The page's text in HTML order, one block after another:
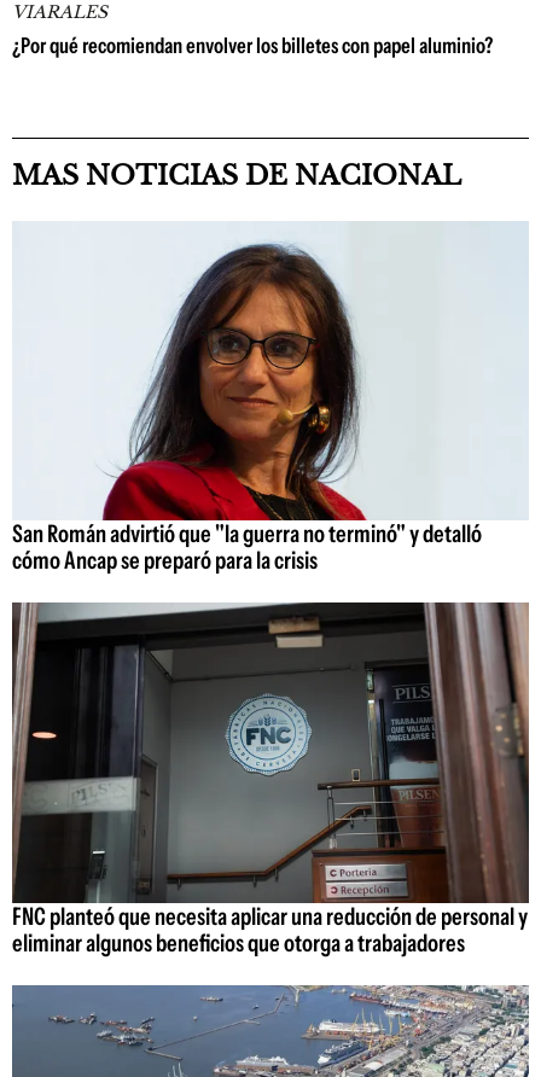
VIARALES
¿Por qué recomiendan envolver los billetes con papel aluminio?
MAS NOTICIAS DE NACIONAL
San Román advirtió que "la guerra no terminó" y detalló
cómo Ancap se preparó para la crisis
FNC planteó que necesita aplicar una reducción de personal y
eliminar algunos beneficios que otorga a trabajadores